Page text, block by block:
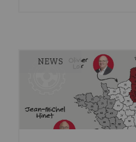
NEWS